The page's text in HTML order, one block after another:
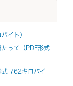
イト）
って（PDF形式
762キロバイ